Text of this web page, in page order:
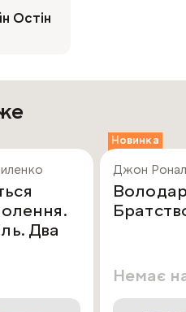
Остін
Два
Новинка
Джон
Немає